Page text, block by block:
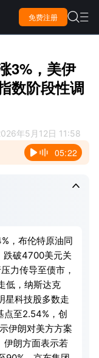
免费注册  
3%，美伊
数阶段性调
年5月12日 11:58
05:22

，布伦特原油同
跌破4700美元关
力传导至债市，
低，纳斯达克
星科技股多数走
点至2.54%，创
伊朗对美方方案
伊朗方面表示若